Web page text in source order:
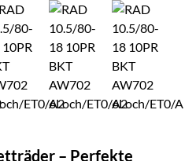
– Perfekte